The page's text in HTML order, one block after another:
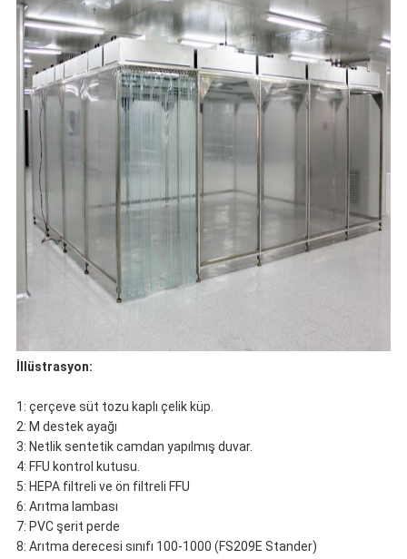
İllüstrasyon:
1: çerçeve süt tozu kaplı çelik küp.
2: M destek ayağı
3: Netlik sentetik camdan yapılmış duvar.
4: FFU kontrol kutusu.
5: HEPA filtreli ve ön filtreli FFU
6: Arıtma lambası
7: PVC şerit perde
8: Arıtma derecesi sınıfı 100-1000 (FS209E Stander)